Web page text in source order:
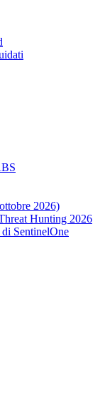
2026)
Hunting 2026
SentinelOne